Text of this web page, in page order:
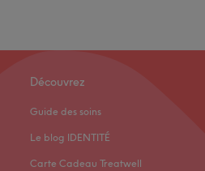
Découvrez
Guide des soins
Le blog IDENTITÉ
Carte Cadeau Treatwell